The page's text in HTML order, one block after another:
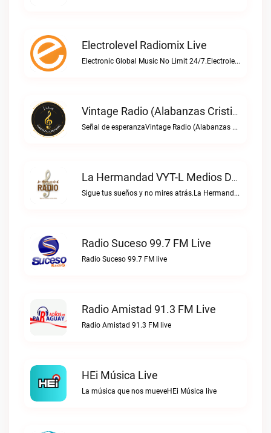
Electrolevel Radiomix Live
Electronic Global Music No Limit 24/7.Electrolevel Radiomix live
Vintage Radio (Alabanzas Cristianas) Live
Señal de esperanzaVintage Radio (Alabanzas cristianas) live
La Hermandad VYT-L Medios De Comunicación Live
Sigue tus sueños y no mires atrás.La Hermandad VYT-L Medios de Comunicación live
Radio Suceso 99.7 FM Live
Radio Suceso 99.7 FM live
Radio Amistad 91.3 FM Live
Radio Amistad 91.3 FM live
HEi Música Live
La música que nos mueveHEi Música live